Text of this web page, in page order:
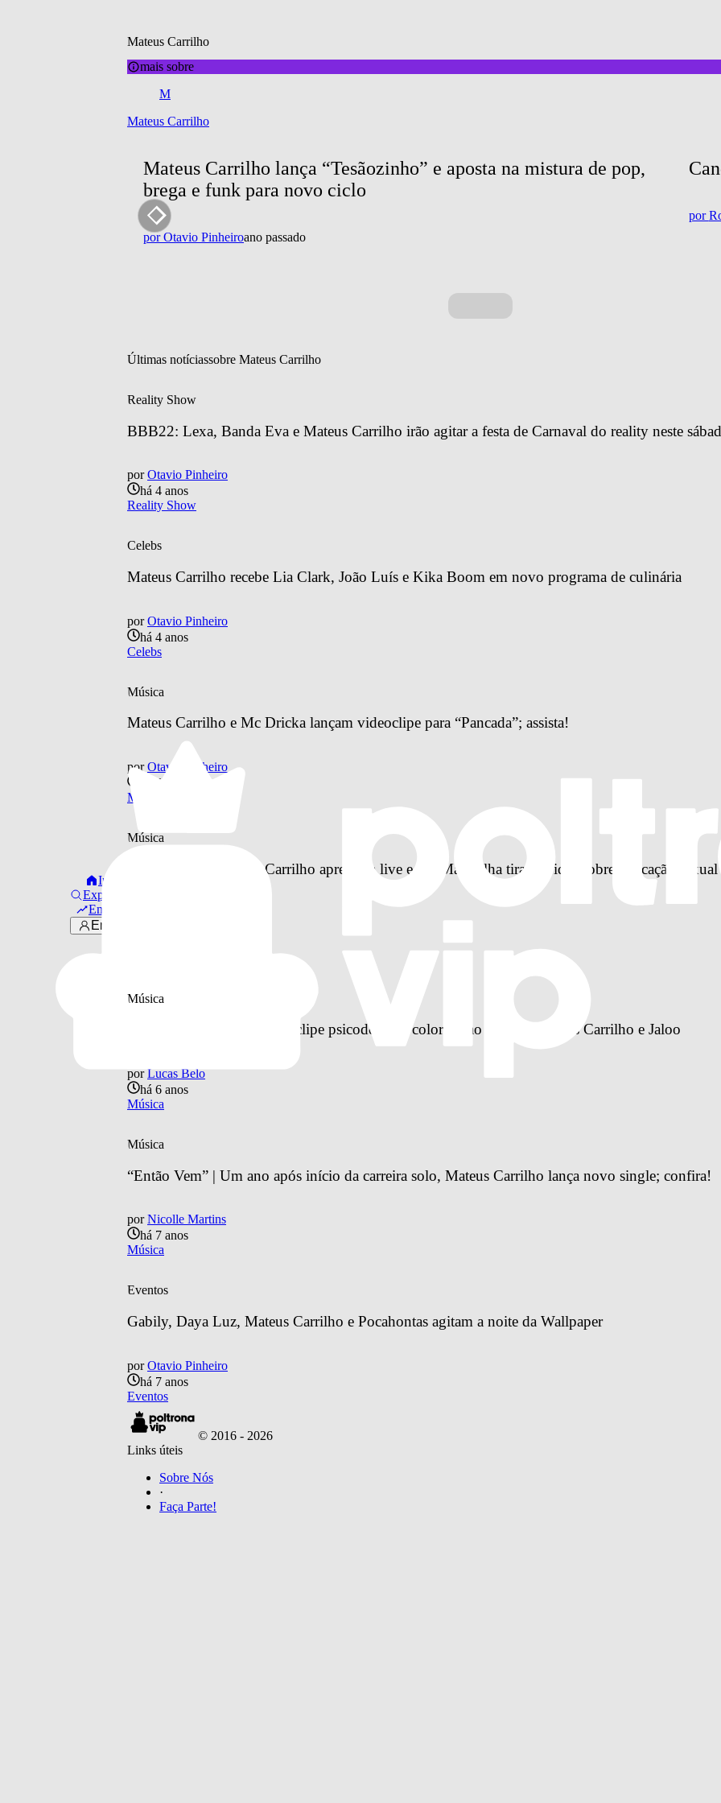
Início
Explorar
Em alta
Entrar
Mateus Carrilho
mais sobre
M
Mateus Carrilho
Mateus Carrilho lança “Tesãozinho” e aposta na mistura de pop,
brega e funk para novo ciclo
porOtavio Pinheiroano passado
por
Últimas notíciassobre Mateus Carrilho
Reality Show
BBB22: Lexa, Banda Eva e Mateus Carrilho irão agitar a festa de Carnaval do reality neste
por Otavio Pinheiro
há 4 anos
Reality Show
Celebs
Mateus Carrilho recebe Lia Clark, João Luís e Kika Boom em novo programa de culinária
por Otavio Pinheiro
há 4 anos
Celebs
Música
Mateus Carrilho e Mc Dricka lançam videoclipe para “Pancada”; assista!
por Otavio Pinheiro
há 5 anos
Música
Música
#CarnaBlued: Mateus Carrilho apresenta live e Dr. Maravilha tira dúvidas sobre educação sexual
Música
“Chega” | Duda Beat lança clipe psicodélico e colorido ao lado de Mateus Carrilho e Jaloo
por Lucas Belo
há 6 anos
Música
Música
“Então Vem” | Um ano após início da carreira solo, Mateus Carrilho lança novo single; confira!
por Nicolle Martins
há 7 anos
Música
Eventos
Gabily, Daya Luz, Mateus Carrilho e Pocahontas agitam a noite da Wallpaper
por Otavio Pinheiro
há 7 anos
Eventos
© 2016 - 2026
Links úteis
Sobre Nós
·
Faça Parte!